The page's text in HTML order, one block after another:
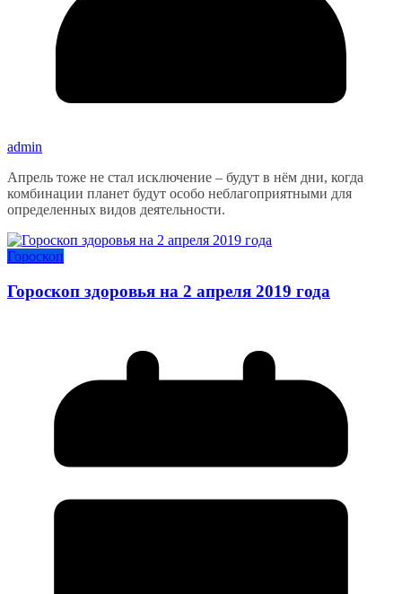
admin
Апрель тоже не стал исключение – будут в нём дни, когда
комбинации планет будут особо неблагоприятными для
определенных видов деятельности.
Гороскоп
Гороскоп здоровья на 2 апреля 2019 года